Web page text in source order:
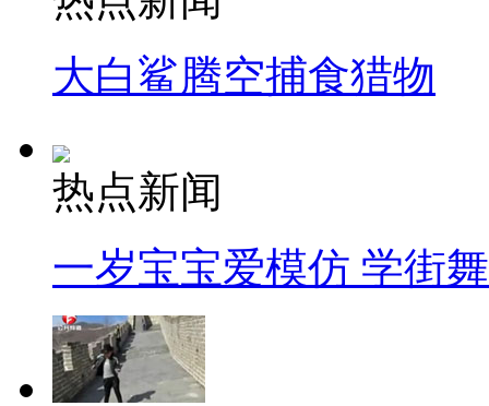
大白鲨腾空捕食猎物
热点新闻
一岁宝宝爱模仿 学街